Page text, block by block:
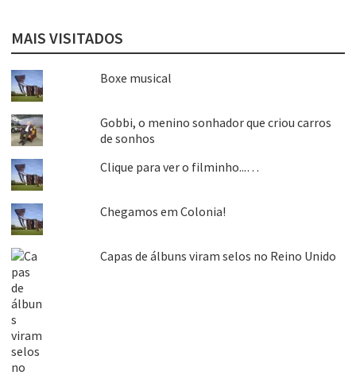
MAIS VISITADOS
Boxe musical
Gobbi, o menino sonhador que criou carros
de sonhos
Clique para ver o filminho...…
Chegamos em Colonia!
Capas de álbuns viram selos no Reino Unido